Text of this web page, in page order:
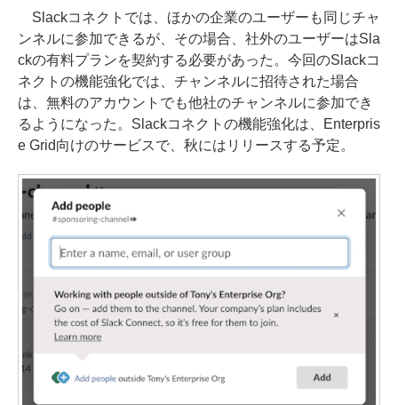
Slackコネクトでは、ほかの企業のユーザーも同じチャ
ンネルに参加できるが、その場合、社外のユーザーはSla
ckの有料プランを契約する必要があった。今回のSlackコ
ネクトの機能強化では、チャンネルに招待された場合
は、無料のアカウントでも他社のチャンネルに参加でき
るようになった。Slackコネクトの機能強化は、Enterpris
e Grid向けのサービスで、秋にはリリースする予定。